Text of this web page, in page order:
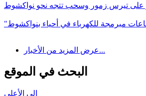
على تيرس زمور وسحب تتجه نحو نواكشوط
مبرمجة للكهرباء في أحياء بنواكشوط
عرض المزيد من الأخبار...
البحث في الموقع
إلى الأعلى